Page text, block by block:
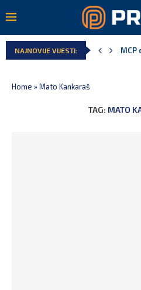
NAJNOVIJE VIJESTI:
Home »Mato Kankaraš
TAG: MATO